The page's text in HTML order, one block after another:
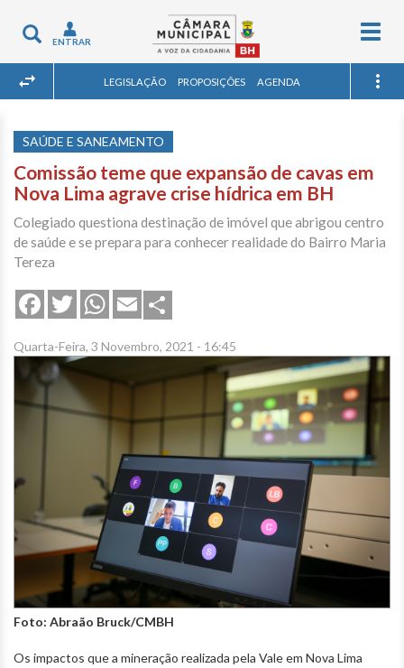
Toggle
navigation
ENTRAR
LEGISLAÇÃO PROPOSIÇÕES AGENDA
SAÚDE E SANEAMENTO
Comissão teme que expansão de cavas em
Nova Lima agrave crise hídrica em BH
Colegiado questiona destinação de imóvel que abrigou centro
de saúde e se prepara para conhecer realidade do Bairro Maria
Tereza
FacebookTwitterWhatsApp
Email
Quarta-Feira, 3 Novembro, 2021 - 16:45
Foto: Abraão Bruck/CMBH
Os impactos que a mineração realizada pela Vale em Nova Lima